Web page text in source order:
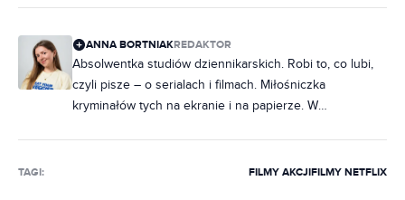
ANNA BORTNIAKREDAKTOR
Absolwentka studiów dziennikarskich. Robi to, co lubi,
czyli pisze – o serialach i filmach. Miłośniczka
kryminałów tych na ekranie i na papierze. W
nabałaganić w słowach. Zakochana w Norwegii, dobrej,
TAGI: FILMY AKCJIFILMY NETFLIX